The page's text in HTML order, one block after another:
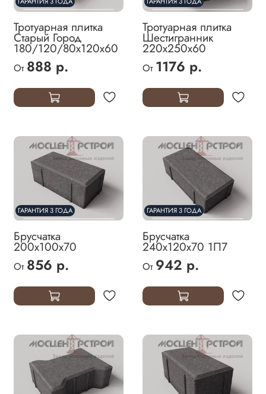
Тротуарная плитка
Старый Город
180/120/80х120х60
От 888 р.
Тротуарная плитка
Шестигранник
220х250х60
От 1176 р.
ГАРАНТИЯ 3 ГОДА
Брусчатка
200х100х70
От 856 р.
ГАРАНТИЯ 3 ГОДА
Брусчатка
240х120х70 1П7
От 942 р.